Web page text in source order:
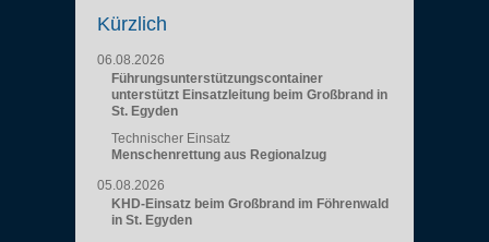
Kürzlich
06.08.2026
Führungsunterstützungscontainer
unterstützt Einsatzleitung beim Großbrand in
St. Egyden
Technischer Einsatz
Menschenrettung aus Regionalzug
05.08.2026
KHD-Einsatz beim Großbrand im Föhrenwald
in St. Egyden